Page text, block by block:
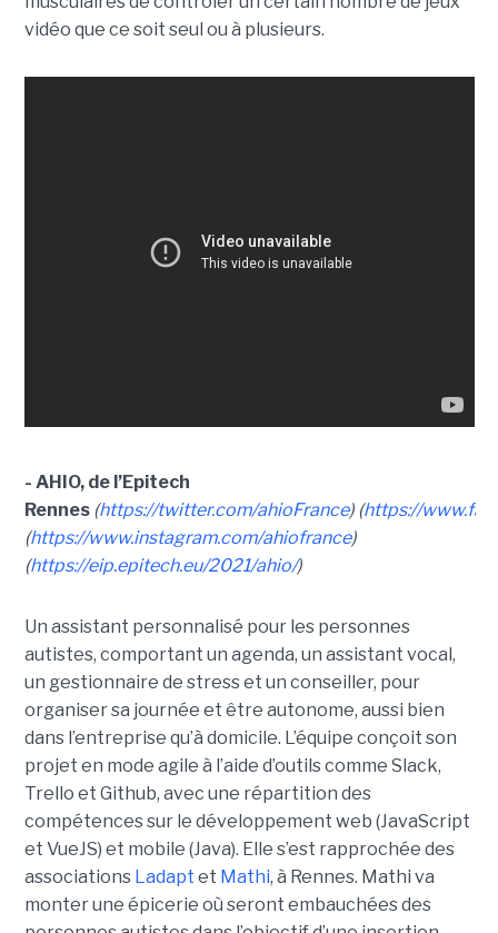
vidéo que ce soit seul ou à plusieurs.
- AHIO, de l’Epitech
Rennes (https://twitter.com/ahioFrance) (https://
(https://www.instagram.com/ahiofrance)
(https://eip.epitech.eu/2021/ahio/)
Un assistant personnalisé pour les personnes
autistes, comportant un agenda, un assistant vocal,
un gestionnaire de stress et un conseiller, pour
organiser sa journée et être autonome, aussi bien
dans l’entreprise qu’à domicile. L’équipe conçoit son
projet en mode agile à l’aide d’outils comme Slack,
Trello et Github, avec une répartition des
compétences sur le développement web (JavaScript
et VueJS) et mobile (Java). Elle s’est rapprochée des
associations Ladapt et Mathi, à Rennes. Mathi va
monter une épicerie où seront embauchées des